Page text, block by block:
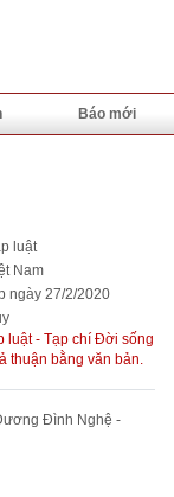
Báo mới
luật
Nam
ngày 27/2/2020
luật - Tạp chí Đời sống
thuận bằng văn bản.
Đình Nghệ -